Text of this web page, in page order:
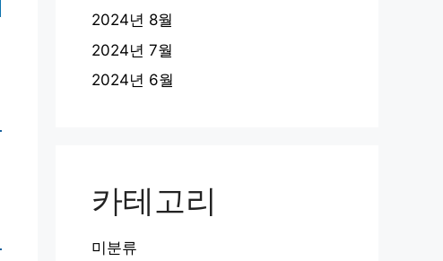
2024년 8월
2024년 7월
2024년 6월
카테고리
미분류